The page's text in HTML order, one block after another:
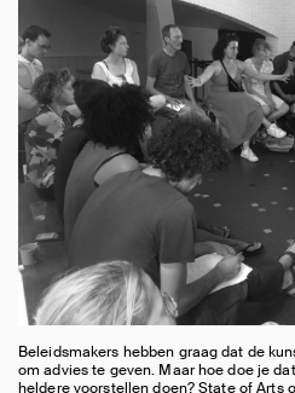
Beleidsmakers hebben graag dat de
om advies te geven. Maar hoe doe je
heldere voorstellen doen?State of Arts